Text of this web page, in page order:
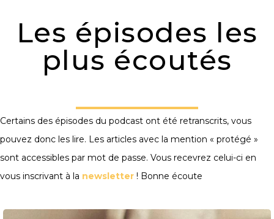
Les épisodes les
plus écoutés
Certains des épisodes du podcast ont été retranscrits, vous
pouvez donc les lire. Les articles avec la mention « protégé »
sont accessibles par mot de passe. Vous recevrez celui-ci en
vous inscrivant à la newsletter ! Bonne écoute